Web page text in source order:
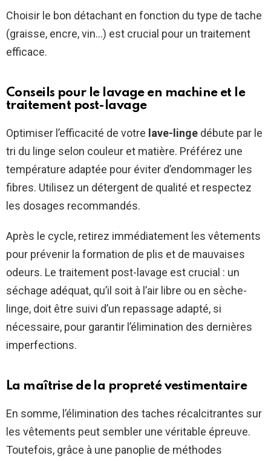
Choisir le bon détachant en fonction du type de tache
(graisse, encre, vin…) est crucial pour un traitement
efficace.
Conseils pour le lavage en machine et le
traitement post-lavage
Optimiser l’efficacité de votre lave-linge débute par le
tri du linge selon couleur et matière. Préférez une
température adaptée pour éviter d’endommager les
fibres. Utilisez un détergent de qualité et respectez
les dosages recommandés.
Après le cycle, retirez immédiatement les vêtements
pour prévenir la formation de plis et de mauvaises
odeurs. Le traitement post-lavage est crucial : un
séchage adéquat, qu’il soit à l’air libre ou en sèche-
linge, doit être suivi d’un repassage adapté, si
nécessaire, pour garantir l’élimination des dernières
imperfections.
La maîtrise de la propreté vestimentaire
En somme, l’élimination des taches récalcitrantes sur
les vêtements peut sembler une véritable épreuve.
Toutefois, grâce à une panoplie de méthodes